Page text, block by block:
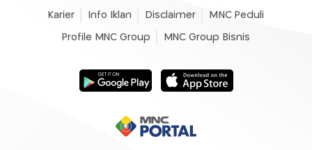
Karier Info Iklan Disclaimer MNC Peduli
Profile MNC Group MNC Group Bisnis